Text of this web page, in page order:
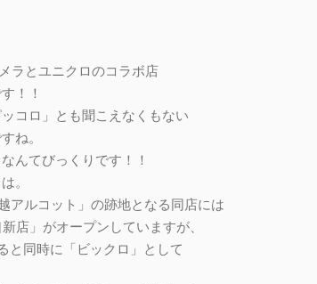
ラとユニクロのコラボ店
！！
コロ」とも聞こえなくもない
ね。
んてびっくりです！！
。
アルコット」の跡地となる同店には
店」がオープンしていますが、
と同時に「ビックロ」として